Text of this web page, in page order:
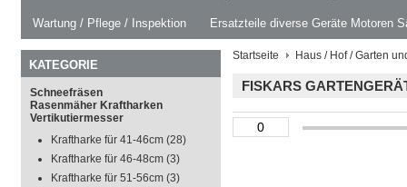
Wartung / Pflege / Inspektion Ersatzteile diverse Geräte Motoren
KATEGORIE
Schneefräsen
Rasenmäher Kraftharken
Vertikutiermesser
Kraftharke für 41-46cm (28)
Kraftharke für 46-48cm (3)
Kraftharke für 51-56cm (3)
Startseite Haus / Hof / Garten
FISKARS